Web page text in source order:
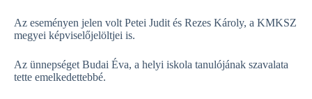
Az eseményen jelen volt Petei Judit és Rezes Károly, a KMKSZ
megyei képviselőjelöltjei is.
Az ünnepséget Budai Éva, a helyi iskola tanulójának szavalata
tette emelkedettebbé.